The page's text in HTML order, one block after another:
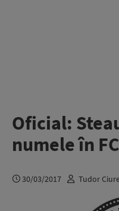
Oficial:
numele în
30/03/2017 Tudor